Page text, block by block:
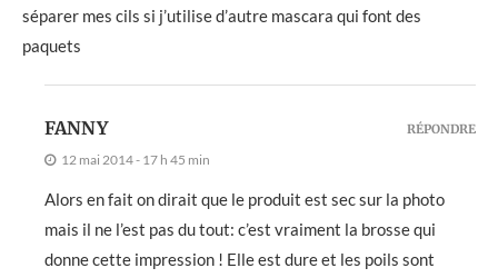
séparer mes cils si j’utilise d’autre mascara qui font des
paquets
FANNY
12 mai 2014 - 17 h 45 min
Alors en fait on dirait que le produit est sec sur la photo
mais il ne l’est pas du tout: c’est vraiment la brosse qui
donne cette impression ! Elle est dure et les poils sont
RÉPONDRE